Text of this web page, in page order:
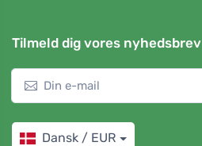
Tilmeld dig vores nyhedsbrev
Dansk / EUR